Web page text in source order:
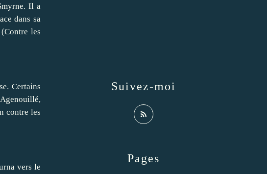
Il a
dans sa
les
Certains
contre les
vers le
Pages
Suivez-moi